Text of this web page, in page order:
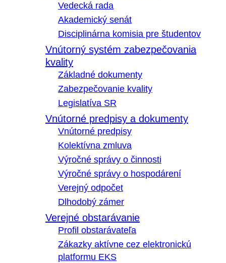
Vedecká rada
Akademický senát
Disciplinárna komisia pre študentov
Vnútorný systém zabezpečovania
kvality
Základné dokumenty
Zabezpečovanie kvality
Legislatíva SR
Vnútorné predpisy a dokumenty
Vnútorné predpisy
Kolektívna zmluva
Výročné správy o činnosti
Výročné správy o hospodárení
Verejný odpočet
Dlhodobý zámer
Verejné obstarávanie
Profil obstarávateľa
Zákazky aktívne cez elektronickú
platformu EKS